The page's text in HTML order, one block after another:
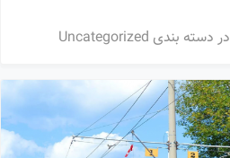
در دسته بندی Uncategorized